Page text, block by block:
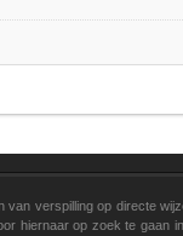
Theater
van verspilling op directe
hiernaar op zoek te gaan